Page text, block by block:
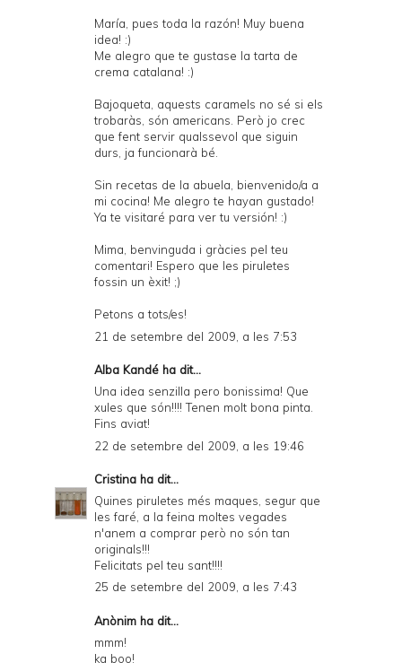
María, pues toda la razón! Muy buena
idea! :)
Me alegro que te gustase la tarta de
crema catalana! :)
Bajoqueta, aquests caramels no sé si els
trobaràs, són americans. Però jo crec
que fent servir qualssevol que siguin
durs, ja funcionarà bé.
Sin recetas de la abuela, bienvenido/a a
mi cocina! Me alegro te hayan gustado!
Ya te visitaré para ver tu versión! :)
Mima, benvinguda i gràcies pel teu
comentari! Espero que les piruletes
fossin un èxit! ;)
Petons a tots/es!
21 de setembre del 2009, a les 7:53
Alba Kandé ha dit...
Una idea senzilla pero bonissima! Que
xules que són!!!! Tenen molt bona pinta.
Fins aviat!
22 de setembre del 2009, a les 19:46
Cristina ha dit...
Quines piruletes més maques, segur que
les faré, a la feina moltes vegades
n'anem a comprar però no són tan
originals!!!
Felicitats pel teu sant!!!!
25 de setembre del 2009, a les 7:43
Anònim ha dit...
mmm!
ka boo!